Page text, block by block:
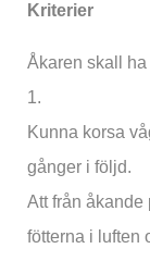
Kriterier
Åkaren skall
1.
Kunna korsa
gånger i följd.
Att från åkande
fötterna i luften